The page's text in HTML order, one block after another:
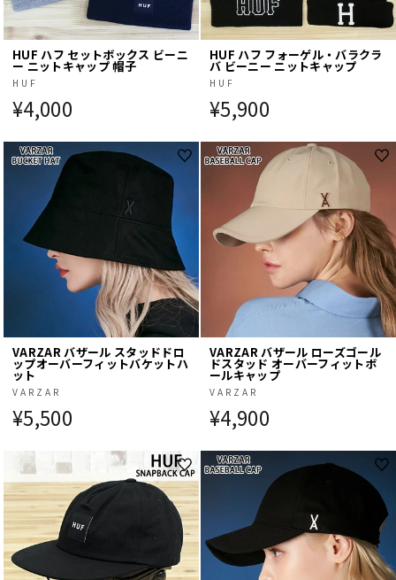
HUF ハフ セットボックス ビーニ
ー ニットキャップ 帽子
HUF
¥4,000
HUF ハフ フォーゲル・バラクラ
バ ビーニー ニットキャップ
HUF
¥5,900
VARZAR バザール スタッドドロ
ップオーバーフィットバケットハ
ット
VARZAR
¥5,500
VARZAR バザール ローズゴール
ドスタッド オーバーフィットボ
ールキャップ
VARZAR
¥4,900